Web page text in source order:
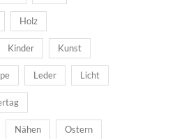
Holz
Kinder Kunst
Leder Licht
Nähen Ostern